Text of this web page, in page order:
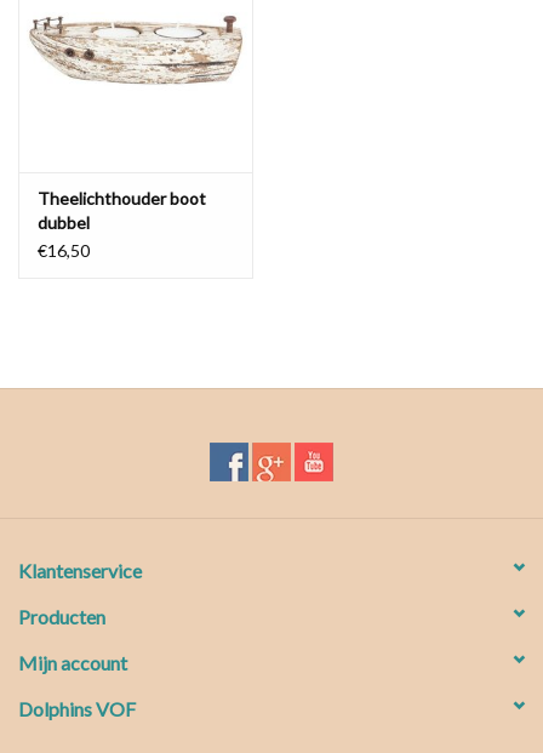
Theelichthouder boot
dubbel
€16,50
Klantenservice
Producten
Mijn account
Dolphins VOF